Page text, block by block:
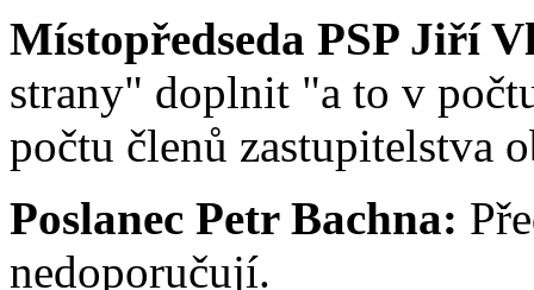
Místopředseda PSP Jiří
strany" doplnit "a to v
počtu členů zastupitelstva
Poslanec Petr Bachna:
nedoporučují.